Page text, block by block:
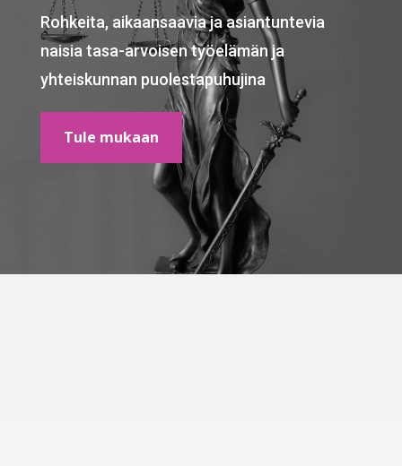
Rohkeita, aikaansaavia ja asiantuntevia
naisia tasa-arvoisen työelämän ja
yhteiskunnan puolestapuhujina
Tule mukaan